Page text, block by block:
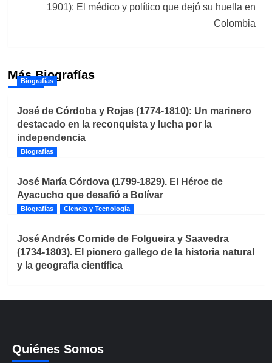
1901): El médico y político que dejó su huella en
Colombia
Más Biografías
Biografías
José de Córdoba y Rojas (1774-1810): Un marinero
destacado en la reconquista y lucha por la
independencia
Biografías
José María Córdova (1799-1829). El Héroe de
Ayacucho que desafió a Bolívar
Biografías Ciencia y Tecnología
José Andrés Cornide de Folgueira y Saavedra
(1734-1803). El pionero gallego de la historia natural
y la geografía científica
Quiénes Somos